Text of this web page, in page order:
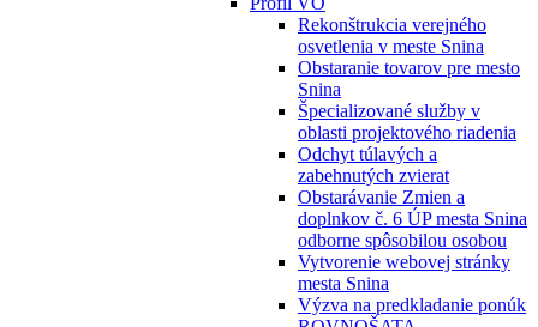
Rekonštrukcia verejného
osvetlenia v meste Snina
Obstaranie tovarov pre mesto
Snina
Špecializované služby v
oblasti projektového riadenia
Odchyt túlavých a
zabehnutých zvierat
Obstarávanie Zmien a
doplnkov č. 6 ÚP mesta Snina
odborne spôsobilou osobou
Vytvorenie webovej stránky
mesta Snina
Výzva na predkladanie ponúk